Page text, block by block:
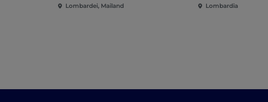
internationalem
Lombardei, Mailand Lombardia